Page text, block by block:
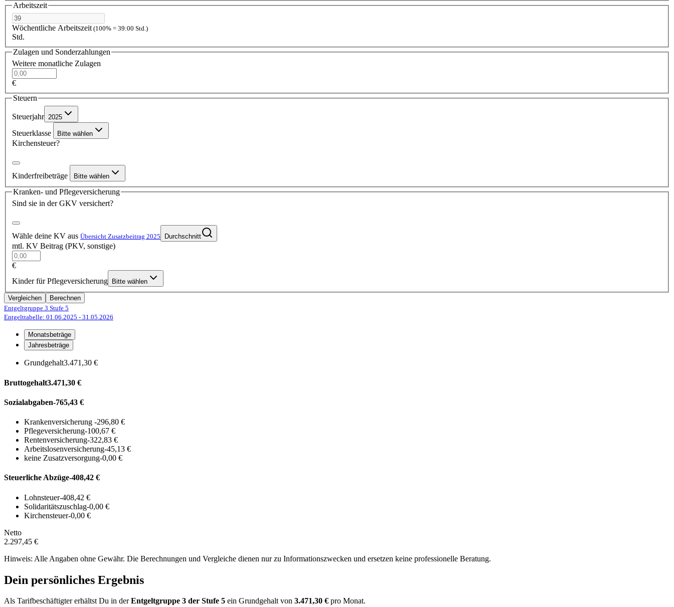
Arbeitszeit
Wöchentliche Arbeitszeit (100% = 39:00 Std.)
Std.
Zulagen und Sonderzahlungen
Weitere monatliche Zulagen
€
Steuern
Steuerjahr 2025
Steuerklasse Bitte wählen
Kirchensteuer?
Kinderfreibeträge Bitte wählen
Kranken- und Pflegeversicherung
Sind sie in der GKV versichert?
Wähle deine KV aus Übersicht Zusatzbeitrag 2025 Durchschnitt
mtl. KV Beitrag (PKV, sonstige)
€
Kinder für Pflegeversicherung
Bitte wählen
Vergleichen
Berechnen
Entgeltgruppe 3 Stufe 5
Entgelttabelle: 01.06.2025 - 31.05.2026
Monatsbeträge
Jahresbeträge
Grundgehalt3.471,30 €
Bruttogehalt3.471,30 €
Sozialabgaben-765,43 €
Krankenversicherung -296,80 €
Pflegeversicherung-100,67 €
Rentenversicherung-322,83 €
Arbeitslosenversicherung-45,13 €
keine Zusatzversorgung-0,00 €
Steuerliche Abzüge-408,42 €
Lohnsteuer-408,42 €
Solidaritätszuschlag-0,00 €
Kirchensteuer-0,00 €
Netto
2.297,45 €
Hinweis: Alle Angaben ohne Gewähr. Die Berechnungen und Vergleiche dienen nur zu Informationszwecken und ersetzen keine professionelle Beratung.
Dein persönliches Ergebnis
Als Tarifbeschäftigter erhältst Du in derEntgeltgruppe 3 der Stufe 5 ein Grundgehalt von 3.471,30 € pro Monat.